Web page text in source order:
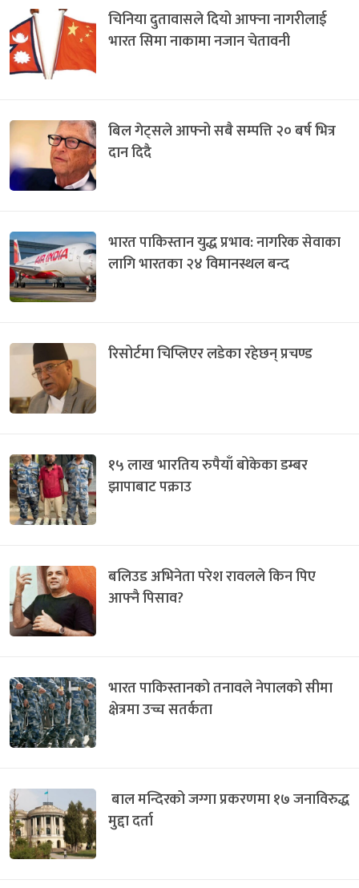
चिनिया दुतावासले दियो आफ्ना नागरीलाई
भारत सिमा नाकामा नजान चेतावनी
बिल गेट्सले आफ्नो सबै सम्पत्ति २० बर्ष भित्र
दान दिदै
भारत पाकिस्तान युद्ध प्रभाव: नागरिक सेवाका
लागि भारतका २४ विमानस्थल बन्द
रिसोर्टमा चिप्लिएर लडेका रहेछन् प्रचण्ड
१५ लाख भारतिय रुपैयाँ बोकेका डम्बर
झापाबाट पक्राउ
बलिउड अभिनेता परेश रावलले किन पिए
आफ्नै पिसाव?
भारत पाकिस्तानको तनावले नेपालको सीमा
क्षेत्रमा उच्च सतर्कता
बाल मन्दिरको जग्गा प्रकरणमा १७ जनाविरुद्ध
मुद्दा दर्ता